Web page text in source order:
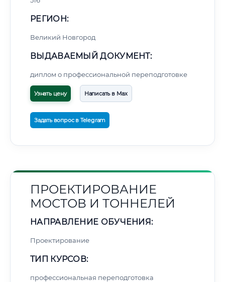
РЕГИОН:
Великий Новгород
ВЫДАВАЕМЫЙ ДОКУМЕНТ:
диплом о профессиональной переподготовке
Узнать цену Написать в Max
Задать вопрос в Telegram
ПРОЕКТИРОВАНИЕ
МОСТОВ И ТОННЕЛЕЙ
НАПРАВЛЕНИЕ ОБУЧЕНИЯ:
Проектирование
ТИП КУРСОВ:
профессиональная переподготовка